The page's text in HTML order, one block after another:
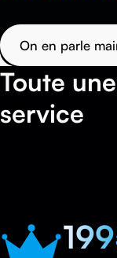
On en parle
Toute
service